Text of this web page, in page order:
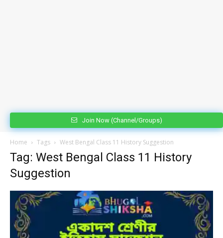
Join Now (Channel/Groups)
Home Tags West Bengal Class 11 History Suggestion
Tag: West Bengal Class 11 History
Suggestion